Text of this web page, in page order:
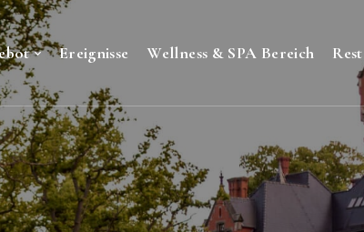
Ereignisse Wellness & SPA Bereich